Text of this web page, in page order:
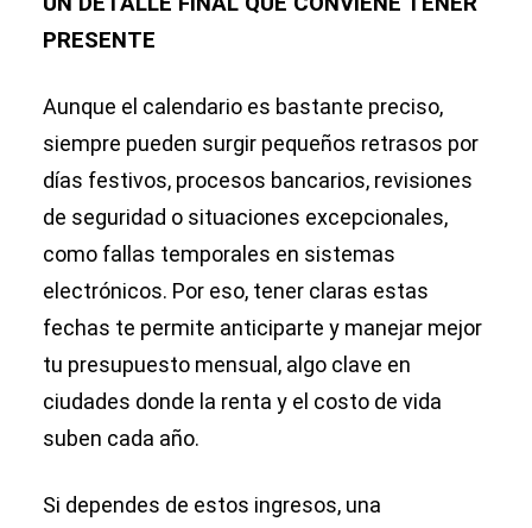
PRESENTE
Aunque el calendario es bastante preciso,
siempre pueden surgir pequeños retrasos por
días festivos, procesos bancarios, revisiones
de seguridad o situaciones excepcionales,
como fallas temporales en sistemas
electrónicos. Por eso, tener claras estas
fechas te permite anticiparte y manejar mejor
tu presupuesto mensual, algo clave en
ciudades donde la renta y el costo de vida
suben cada año.
Si dependes de estos ingresos, una